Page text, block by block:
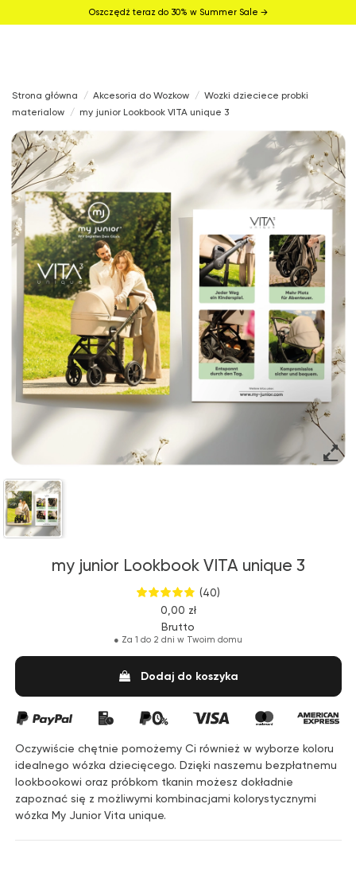
Oszczędź teraz do 30% w Summer Sale →
Strona główna Akcesoria do Wozkow
Wozki dzieciece probki
materialow
my junior Lookbook VITA unique 3
my junior Lookbook VITA unique 3
(40)
0,00 zł
Brutto
● Za 1 do 2 dni w Twoim domu
Dodaj do koszyka
Oczywiście chętnie pomożemy Ci również w wyborze koloru
idealnego wózka dziecięcego. Dzięki naszemu bezpłatnemu
lookbookowi oraz próbkom tkanin możesz dokładnie
zapoznać się z możliwymi kombinacjami kolorystycznymi
wózka My Junior Vita unique.